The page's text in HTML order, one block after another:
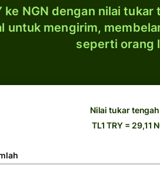
ke NGN dengan nilai
untuk mengirim,
seperti orang
Nilai tukar tengah
TL1 TRY = 29,11